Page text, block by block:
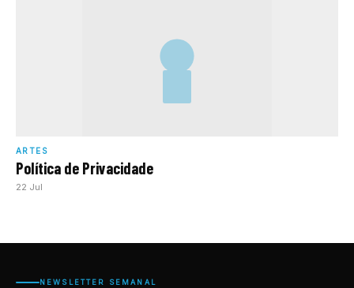
ARTES
Política de Privacidade
22 Jul
NEWSLETTER SEMANAL